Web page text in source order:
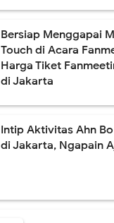
Bersiap Menggapai
Touch di Acara
Harga Tiket
di Jakarta
Intip Aktivitas Ahn
di Jakarta, Ngapain